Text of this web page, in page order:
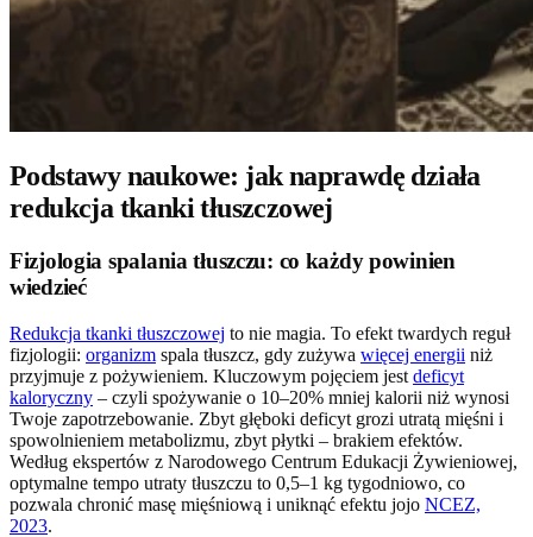
Podstawy naukowe: jak naprawdę działa
redukcja tkanki tłuszczowej
Fizjologia spalania tłuszczu: co każdy powinien
wiedzieć
Redukcja tkanki tłuszczowej to nie magia. To efekt twardych reguł
fizjologii: organizm spala tłuszcz, gdy zużywa więcej energii niż
przyjmuje z pożywieniem. Kluczowym pojęciem jest deficyt
kaloryczny – czyli spożywanie o 10–20% mniej kalorii niż wynosi
Twoje zapotrzebowanie. Zbyt głęboki deficyt grozi utratą mięśni i
spowolnieniem metabolizmu, zbyt płytki – brakiem efektów.
Według ekspertów z Narodowego Centrum Edukacji Żywieniowej,
optymalne tempo utraty tłuszczu to 0,5–1 kg tygodniowo, co
pozwala chronić masę mięśniową i uniknąć efektu jojo NCEZ,
2023.